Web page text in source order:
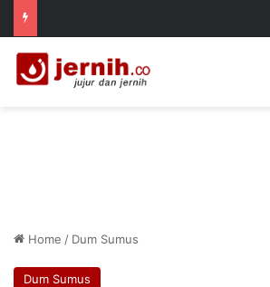
Home / Dum Sumus
Dum Sumus